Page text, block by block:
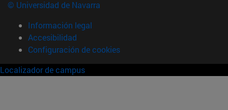
© Universidad de Navarra
Información legal
Accesibilidad
Configuración de cookies
Localizador de campus